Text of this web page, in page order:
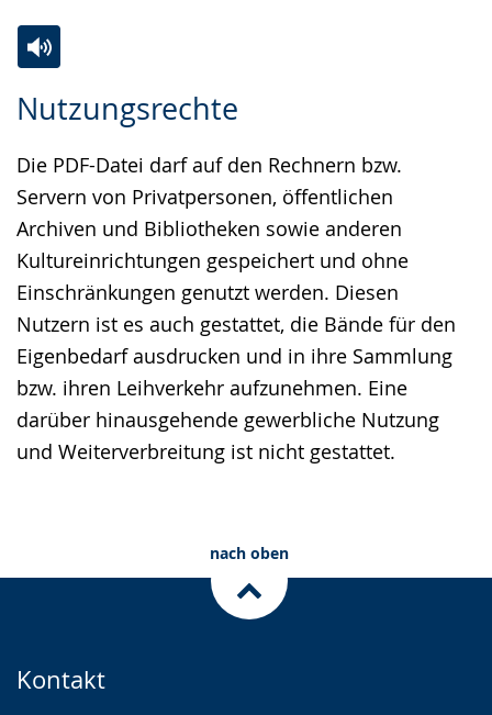
Nutzungsrechte
Die PDF-Datei darf auf den Rechnern bzw.
Servern von Privatpersonen, öffentlichen
Archiven und Bibliotheken sowie anderen
Kultureinrichtungen gespeichert und ohne
Einschränkungen genutzt werden. Diesen
Nutzern ist es auch gestattet, die Bände für den
Eigenbedarf ausdrucken und in ihre Sammlung
bzw. ihren Leihverkehr aufzunehmen. Eine
darüber hinausgehende gewerbliche Nutzung
und Weiterverbreitung ist nicht gestattet.
Leichten
wechseln.
Audio-
Video
Deutscher
Gebärdensprache
wird
angezeigt.
nach oben
Kontakt